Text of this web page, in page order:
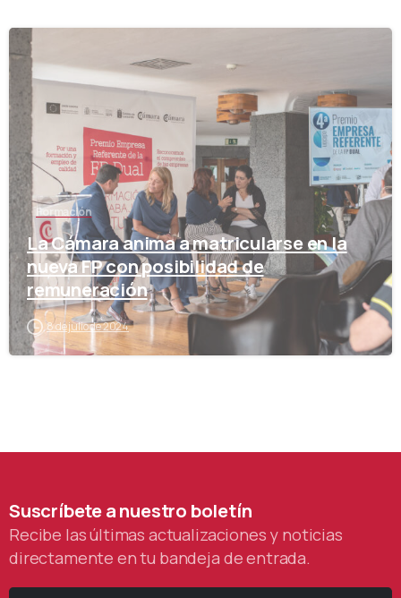
Formación
La Cámara anima a matricularse en la
nueva FP con posibilidad de
remuneración
8 de julio de 2024
Suscríbeteanuestro boletín
Recibe las últimas actualizaciones y noticias
directamente en tu bandeja de entrada.